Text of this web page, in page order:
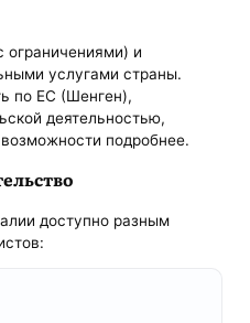
ограничениями) и
услугами страны.
по ЕС (Шенген),
деятельностью,
подробнее.
доступно разным